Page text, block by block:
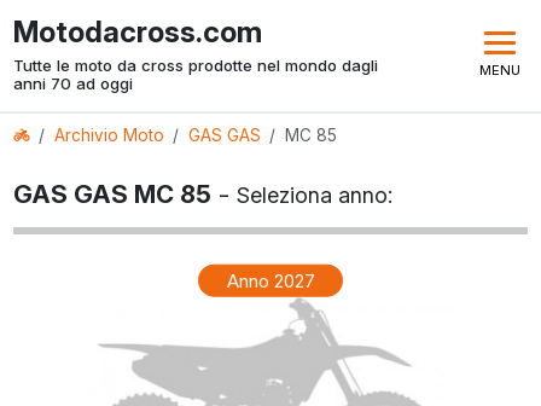
Motodacross.com
Tutte le moto da cross prodotte nel mondo dagli
anni 70 ad oggi
MENU
Archivio Moto GAS GAS MC 85
GAS GAS MC 85 -Seleziona anno:
Anno 2027